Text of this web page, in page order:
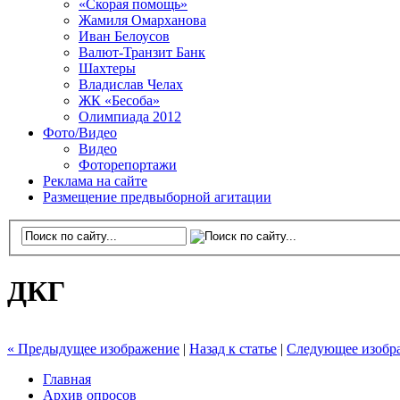
«Скорая помощь»
Жамиля Омарханова
Иван Белоусов
Валют-Транзит Банк
Шахтеры
Владислав Челах
ЖК «Бесоба»
Олимпиада 2012
Фото/Видео
Видео
Фоторепортажи
Реклама на сайте
Размещение предвыборной агитации
ДКГ
« Предыдущее изображение Назад к статье
Следующее
Главная
Архив опросов